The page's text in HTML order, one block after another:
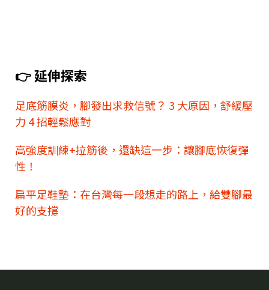
👉 延伸探索
足底筋膜炎，腳發出求救信號？ 3 大原因，舒緩壓
力 4 招輕鬆應對
高強度訓練+拉筋後，還缺這一步：讓腳底恢復彈
性！
扁平足鞋墊：在台灣每一段想走的路上，給雙腳最
好的支撐